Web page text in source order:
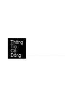
Thông
Tin
Cổ
Đông